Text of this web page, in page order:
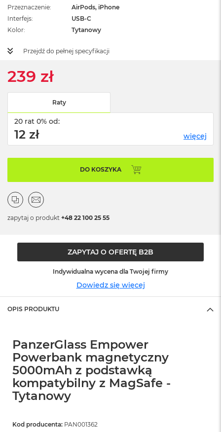
ó
M
c
B
o
N
e
o
S
e
n
y
R
a
o
k
N
I
n
d
y
g
o
c
Przeznaczenie
AirPods, iPhone
Interfejs
USB-C
Kolor
Tytanowy
Przejdź do pełnej specyfikacji
239 zł
Raty
20 rat 0% od:
12 zł więcej
DO KOSZYKA
zapytaj o produkt +48 22 100 25 55
ZAPYTAJ O OFERTĘ B2B
Indywidualna wycena dla Twojej firmy
Dowiedz się więcej
OPIS PRODUKTU
PanzerGlass Empower
Powerbank magnetyczny
5000mAh z podstawką
kompatybilny z MagSafe -
Tytanowy
Kod producenta: PAN001362